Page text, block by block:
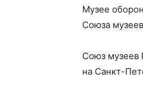
Музее
Союза
Союз музеев
на Санкт-